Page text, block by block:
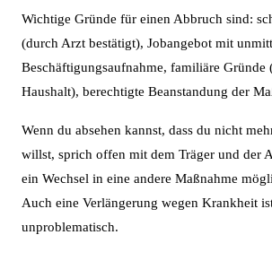
Wichtige Gründe für einen Abbruch sind:
(durch Arzt bestätigt), Jobangebot mit
Beschäftigungsaufnahme, familiäre Gründe
Haushalt), berechtigte Beanstandung der
Wenn du absehen kannst, dass du nicht
willst, sprich offen mit dem Träger und der
ein Wechsel in eine andere Maßnahme
Auch eine Verlängerung wegen Krankheit
unproblematisch.